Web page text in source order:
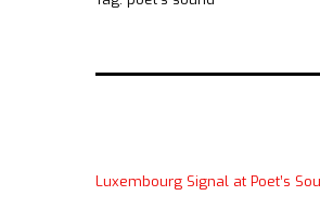
Luxembourg Signal at Poet’s